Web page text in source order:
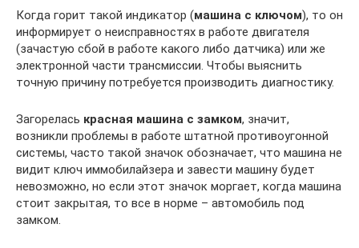
Когда горит такой индикатор (машина с ключом), то он
информирует о неисправностях в работе двигателя
(зачастую сбой в работе какого либо датчика) или же
электронной части трансмиссии. Чтобы выяснить
точную причину потребуется производить диагностику.
Загорелась красная машина с замком, значит,
возникли проблемы в работе штатной противоугонной
системы, часто такой значок обозначает, что машина не
видит ключ иммобилайзера и завести машину будет
невозможно, но если этот значок моргает, когда машина
стоит закрытая, то все в норме – автомобиль под
замком.